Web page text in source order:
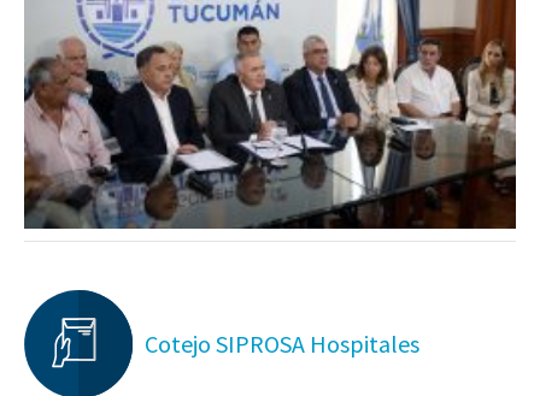
Cotejo SIPROSA Hospitales